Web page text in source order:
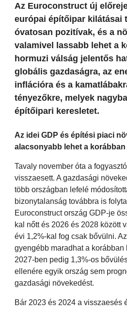
Az Euroconstruct új
európai építőipar kilátásai
óvatosan pozitívak, és a
valamivel lassabb lehet a
hormuzi válság jelentős
globális gazdaságra, az
inflációra és a
tényezőkre, melyek
építőipari keresletet.
Az idei GDP és építési piaci
alacsonyabb lehet a korábban
Tavaly november óta a
visszaesett. A gazdasági
több országban lefelé
bizonytalanság továbbra is
Euroconstruct ország GDP-je
kal nőtt és 2026 és 2028 között
évi 1,2%-kal fog csak bővülni.
gyengébb maradhat a korábban
2027-ben pedig 1,3%-os
ellenére egyik ország sem
gazdasági növekedést.
Bár 2023 és 2024 a visszaesés